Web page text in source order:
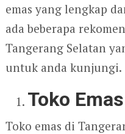
emas yang lengkap
ada beberapa
Tangerang Selatan
untuk anda kunjungi.
Toko
Toko emas di